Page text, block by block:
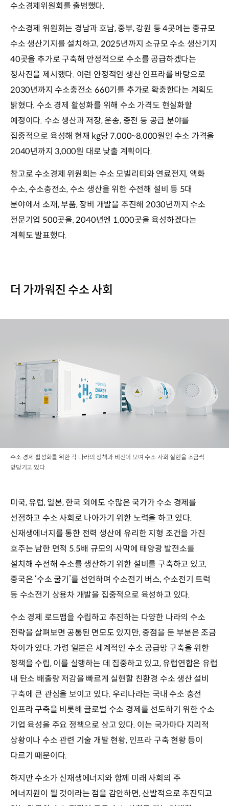
수소경제위원회를 출범했다.
수소경제 위원회는 경남과 호남, 중부, 강원 등 4곳에는 중규모
수소 생산기지를 설치하고, 2025년까지 소규모 수소 생산기지
40곳을 추가로 구축해 안정적으로 수소를 공급하겠다는
청사진을 제시했다. 이런 안정적인 생산 인프라를 바탕으로
2030년까지 수소충전소 660기를 추가로 확충한다는 계획도
밝혔다. 수소 경제 활성화를 위해 수소 가격도 현실화할
예정이다. 수소 생산과 저장, 운송, 충전 등 공급 분야를
집중적으로 육성해 현재 kg당 7,000~8,000원인 수소 가격을
2040년까지 3,000원 대로 낮출 계획이다.
참고로 수소경제 위원회는 수소 모빌리티와 연료전지, 액화
수소, 수소충전소, 수소 생산을 위한 수전해 설비 등 5대
분야에서 소재, 부품, 장비 개발을 추진해 2030년까지 수소
전문기업 500곳을, 2040년엔 1,000곳을 육성하겠다는
계획도 발표했다.
더 가까워진 수소 사회
수소 경제 활성화를 위한 각 나라의 정책과 비전이 모여 수소 사회 실현을 조금씩
앞당기고 있다
미국, 유럽, 일본, 한국 외에도 수많은 국가가 수소 경제를
선점하고 수소 사회로 나아가기 위한 노력을 하고 있다.
신재생에너지를 통한 전력 생산에 유리한 지형 조건을 가진
호주는 남한 면적 5.5배 규모의 사막에 태양광 발전소를
설치해 수전해 수소를 생산하기 위한 설비를 구축하고 있고,
중국은 ‘수소 굴기’를 선언하며 수소전기 버스, 수소전기 트럭
등 수소전기 상용차 개발을 집중적으로 육성하고 있다.
수소 경제 로드맵을 수립하고 추진하는 다양한 나라의 수소
전략을 살펴보면 공통된 면모도 있지만, 중점을 둔 부분은 조금
차이가 있다. 가령 일본은 세계적인 수소 공급망 구축을 위한
정책을 수립, 이를 실행하는 데 집중하고 있고, 유럽연합은 유럽
내 탄소 배출량 저감을 빠르게 실현할 친환경 수소 생산 설비
구축에 큰 관심을 보이고 있다. 우리나라는 국내 수소 충전
인프라 구축을 비롯해 글로벌 수소 경제를 선도하기 위한 수소
기업 육성을 주요 정책으로 삼고 있다. 이는 국가마다 지리적
상황이나 수소 관련 기술 개발 현황, 인프라 구축 현황 등이
다르기 때문이다.
하지만 수소가 신재생에너지와 함께 미래 사회의 주
에너지원이 될 것이라는 점을 감안하면, 산발적으로 추진되고